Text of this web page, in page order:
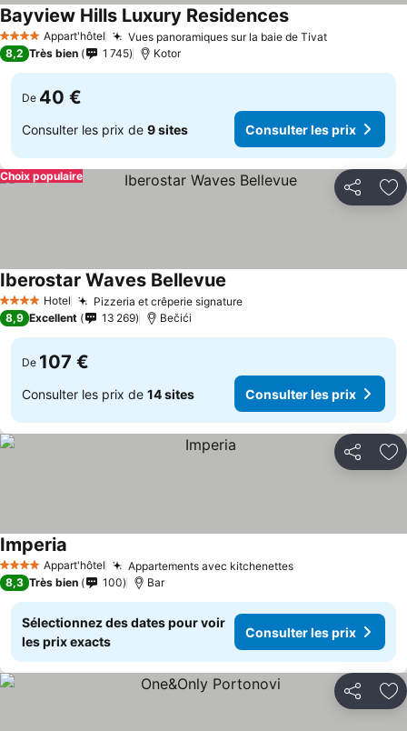
4 Étoiles Appart'hôtel Vues panoramiques sur la baie de Tivat
Bayview Hills Luxury Residences
8,2 Très bien 1 745 Kotor
De 40 €
Consulter les prix de 9 sites Consulter les prix
Partager
Choix populaire
4 Étoiles Hotel Pizzeria et crêperie signature
Iberostar Waves Bellevue
8,9 Excellent 13 269 Bečići
De 107 €
Consulter les prix de 14 sites Consulter les prix
Partager
4 Étoiles Appart'hôtel Appartements avec kitchenettes
Imperia
8,3 Très bien 100 Bar
Sélectionnez des dates pour voir
les prix exacts
Consulter les prix
Partager